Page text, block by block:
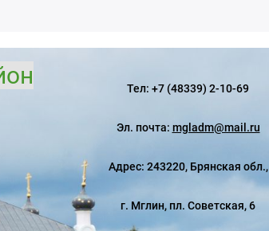
Тел: +7 (48339) 2-10-69
Эл. почта: mgladm@mail.ru
Адрес: 243220, Брянская обл.,
г. Мглин, пл. Советская, 6